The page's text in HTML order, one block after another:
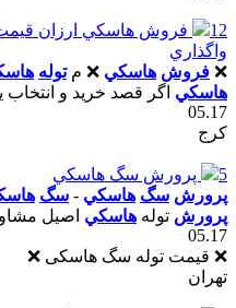
12
فروش هاسکي ارزان
واگذاري
❌ فروش هاسکي ❌ متوله
هاسکي اگر قصد خريد و
05.17
کرج
5
پرورش سگ هاسکي
پرورش سگ هاسکي - سگ
پرورش توله هاسکي اصيل
05.17
❌ قیمت توله سگ هاسکی ❌
تهران